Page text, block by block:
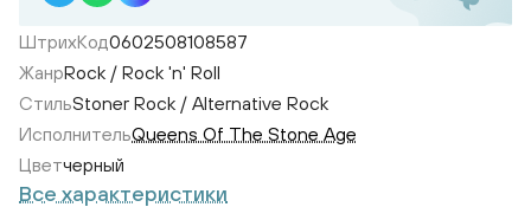
ШтрихКод0602508108587
ЖанрRock / Rock 'n' Roll
СтильStoner Rock / Alternative Rock
ИсполнительQueens Of The Stone Age
Цветчерный
Все характеристики